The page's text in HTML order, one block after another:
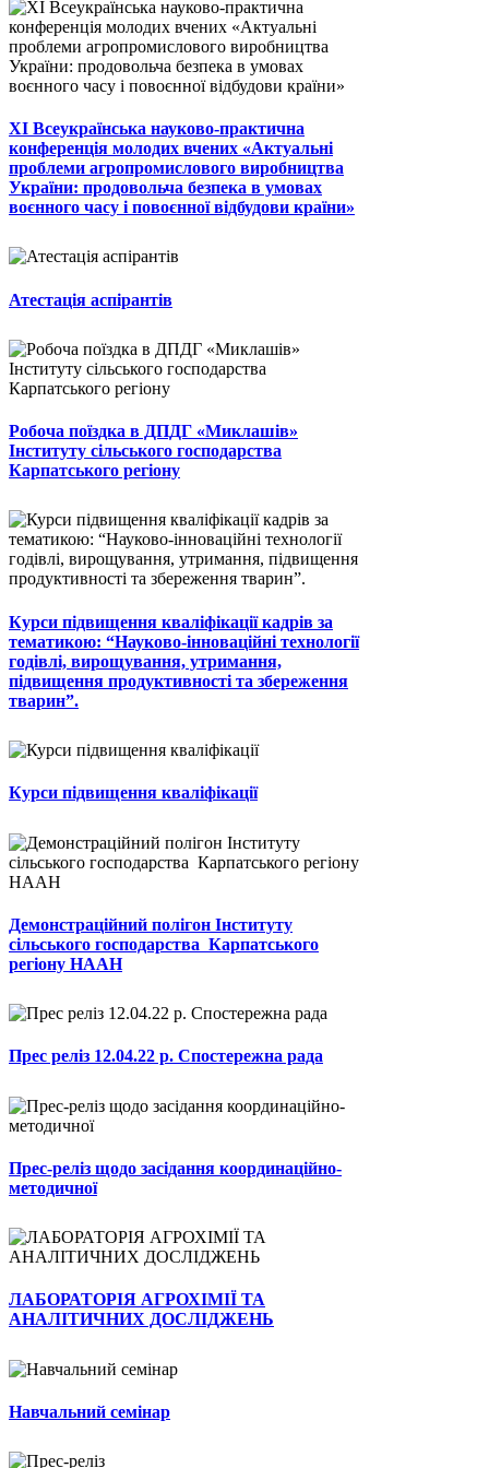
ХІ Всеукраїнська науково-практична
конференція молодих вчених «Актуальні
проблеми агропромислового виробництва
України: продовольча безпека в умовах
воєнного часу і повоєнної відбудови країни»
Атестація аспірантів
Робоча поїздка в ДПДГ «Миклашів»
Інституту сільського господарства
Карпатського регіону
Курси підвищення кваліфікації кадрів за
тематикою: “Науково-інноваційні технології
годівлі, вирощування, утримання,
підвищення продуктивності та збереження
тварин”.
Курси підвищення кваліфікації
Демонстраційний полігон Інституту
сільського господарства Карпатського
регіону НААН
Прес реліз 12.04.22 р. Спостережна рада
Прес-реліз щодо засідання координаційно-
методичної
ЛАБОРАТОРІЯ АГРОХІМІЇ ТА
АНАЛІТИЧНИХ ДОСЛІДЖЕНЬ
Навчальний семінар